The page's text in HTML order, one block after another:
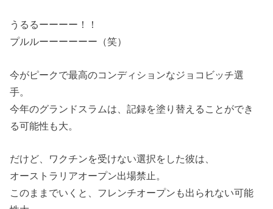
うるるーーーー！！
プルルーーーーーー（笑）
今がピークで最高のコンディションなジョコビッチ選
手。
今年のグランドスラムは、記録を塗り替えることができ
る可能性も大。
だけど、ワクチンを受けない選択をした彼は、
オーストラリアオープン出場禁止。
このままでいくと、フレンチオープンも出られない可能